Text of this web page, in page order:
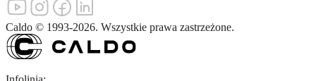
Caldo © 1993-2026. Wszystkie prawa zastrzeżone.